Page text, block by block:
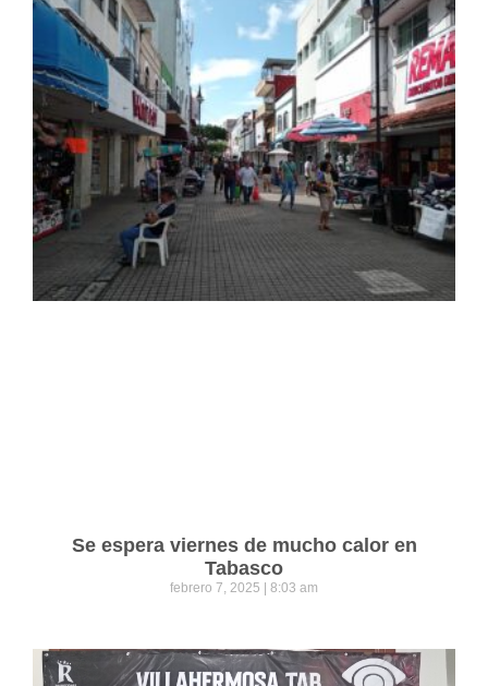
Se espera viernes de mucho calor en
Tabasco
febrero 7, 2025 8:03 am